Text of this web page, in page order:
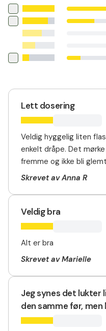
Lett dosering
Veldig hyggelig liten
enkelt dråpe. Det
fremme og ikke bli
Skrevet av Anna R
Veldig bra
Alt er bra
Skrevet av Marielle
Jeg synes det
den samme før, men